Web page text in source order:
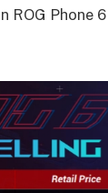
Phone